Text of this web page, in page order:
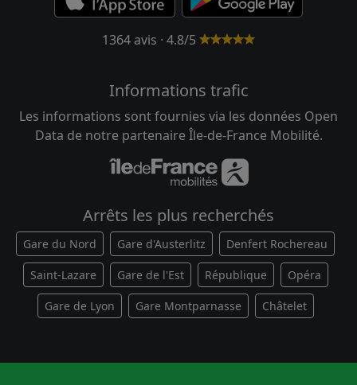
1364 avis · 4.8/5
Informations trafic
Les informations sont fournies via les données Open
Data de notre partenaire Île-de-France Mobilité.
Arrêts les plus recherchés
Gare du Nord Gare d'Austerlitz Denfert Rochereau
Saint-Lazare Gare de l'Est République Opéra
Gare de Lyon Gare Montparnasse Châtelet